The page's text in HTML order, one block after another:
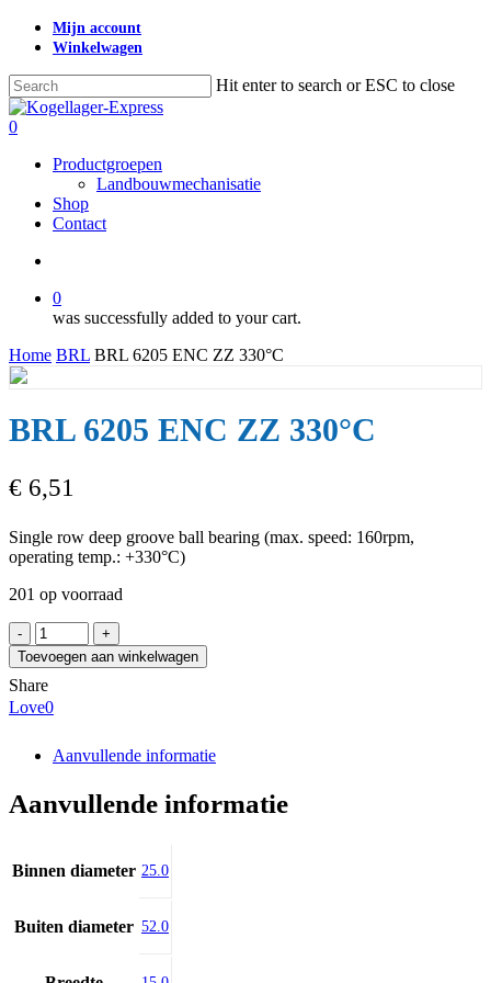
Skip
content
Mijn account
Winkelwagen
Hit enter to search or ESC to close
Close
Search
search
0
Productgroepen
Landbouwmechanisatie
Shop
Contact
0
was successfully added to your cart.
Home BRL BRL 6205 ENC ZZ 330°C
BRL 6205 ENC ZZ 330°C
€ 6,51
Single row deep groove ball bearing (max. speed: 160rpm,
operating temp.: +330°C)
201 op voorraad
BRL
6205
ENC
ZZ
330°C
Toevoegen aan winkelwagen
Share
Love0
Aanvullende informatie
Aanvullende informatie
Binnen diameter 25.0
Buiten diameter 52.0